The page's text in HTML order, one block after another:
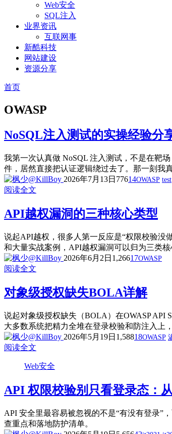
Web安全
SQL注入
业界资讯
互联网事
新酷科技
网站建设
资源分享
首页
OWASP
NoSQL注入测试的实操经验分
我第一次认真做 NoSQL 注入测试，不是在靶
件，居然直接把认证逻辑绕过去了。那一刻我
2026年7月13日 77614OWASP test
阅读全文
API越权漏洞的三种核心类型
说起API越权，很多人第一反应是“权限校验没
和大量实战案例，API越权漏洞可以归为三类
2026年6月2日 1,26617OWASP
阅读全文
对象级授权缺失BOLA详解
说起对象级授权缺失（BOLA）在OWASP API
大多数系统把精力全堆在登录校验和防注入
2026年5月19日 1,58818OWASP
阅读全文
Web安全
API 权限校验别只看登录态：
API 安全里最容易被忽视的不是“有没有登录”
查重点和落地防护清单。